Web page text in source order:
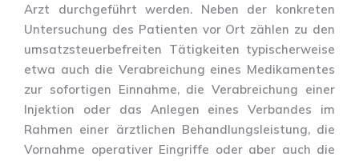
Arzt durchgeführt werden. Neben der konkreten
Untersuchung des Patienten vor Ort zählen zu den
umsatzsteuerbefreiten Tätigkeiten typischerweise
etwa auch die Verabreichung eines Medikamentes
zur sofortigen Einnahme, die Verabreichung einer
Injektion oder das Anlegen eines Verbandes im
Rahmen einer ärztlichen Behandlungsleistung, die
Vornahme operativer Eingriffe oder aber auch die